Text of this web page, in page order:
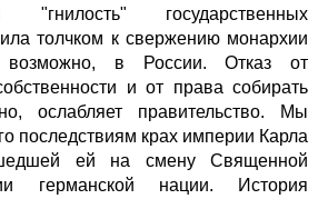
"гнилость" государственных
толчком к свержению монархии
в России. Отказ от
и от права собирать
ослабляет правительство. Мы
последствиям крах империи Карла
ей на смену Священной
германской нации. История